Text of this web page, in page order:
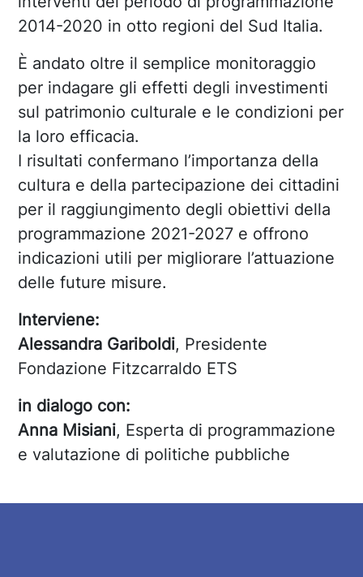
2014-2020 in otto regioni del Sud Italia.
È andato oltre il semplice monitoraggio
per indagare gli effetti degli investimenti
sul patrimonio culturale e le condizioni per
la loro efficacia.
I risultati confermano l’importanza della
cultura e della partecipazione dei cittadini
per il raggiungimento degli obiettivi della
programmazione 2021-2027 e offrono
indicazioni utili per migliorare l’attuazione
delle future misure.
Interviene:
Alessandra Gariboldi, Presidente
Fondazione Fitzcarraldo ETS
in dialogo con:
Anna Misiani, Esperta di programmazione
e valutazione di politiche pubbliche